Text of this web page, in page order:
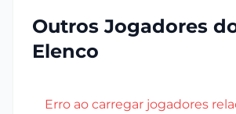
Outros Jogadores
Elenco
Erro ao carregar jogadores